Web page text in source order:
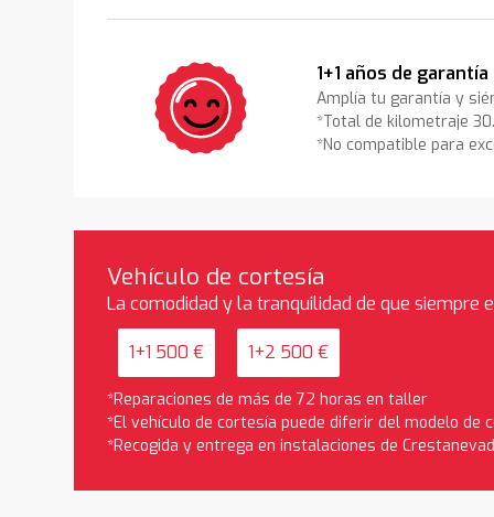
1+1 años de garantía
Amplía tu garantía y
*Total de kilometraje
*No compatible para
Vehículo de cortesía
La comodidad y la tranquilidad de que siempre
1+1 500 € 1+2 500 €
*Reparaciones de más de 72 horas en taller
*El vehículo de cortesía puede diferir del modelo de
*Recogida y entrega en instalaciones de